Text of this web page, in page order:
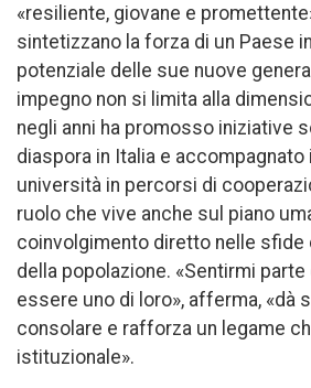
«resiliente, giovane e
sintetizzano la forza di un Paese
potenziale delle sue nuove
impegno non si limita alla
negli anni ha promosso iniziative
diaspora in Italia e accompagnato
università in percorsi di
ruolo che vive anche sul piano
coinvolgimento diretto nelle sfide
della popolazione. «Sentirmi
essere uno di loro», afferma, «dà
consolare e rafforza un legame
istituzionale».